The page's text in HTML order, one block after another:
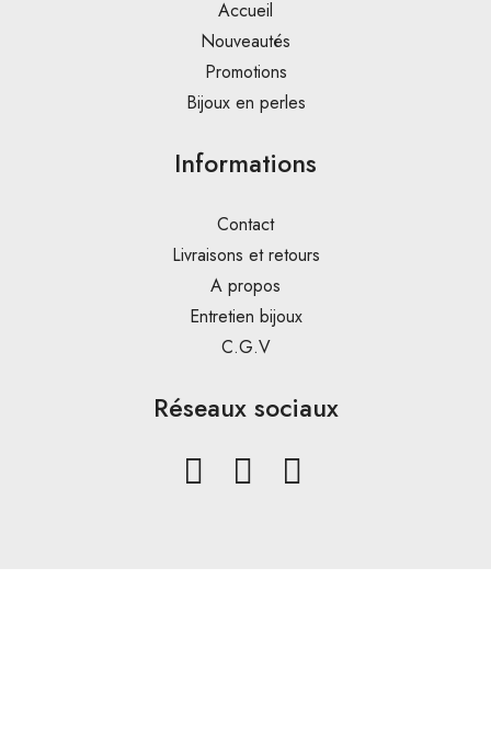
Accueil
Nouveautés
Promotions
Bijoux en perles
Informations
Contact
Livraisons et retours
A propos
Entretien bijoux
C.G.V
Réseaux sociaux